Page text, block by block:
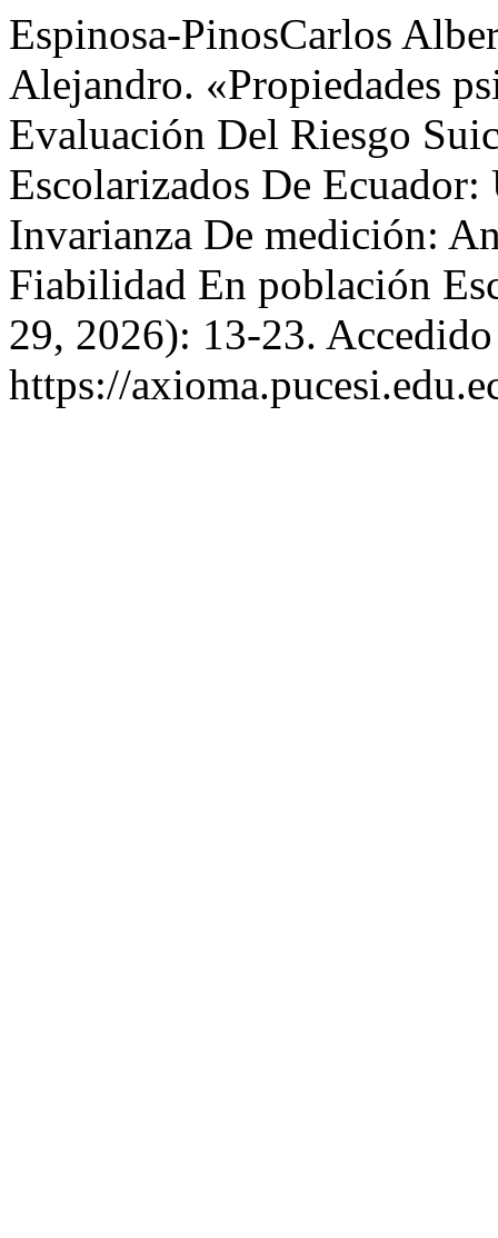
Espinosa-PinosCarlos
Alejandro. «Propiedades
Evaluación Del Riesgo
Escolarizados De
Invarianza De medición:
Fiabilidad En población
29, 2026): 13-23.
https://